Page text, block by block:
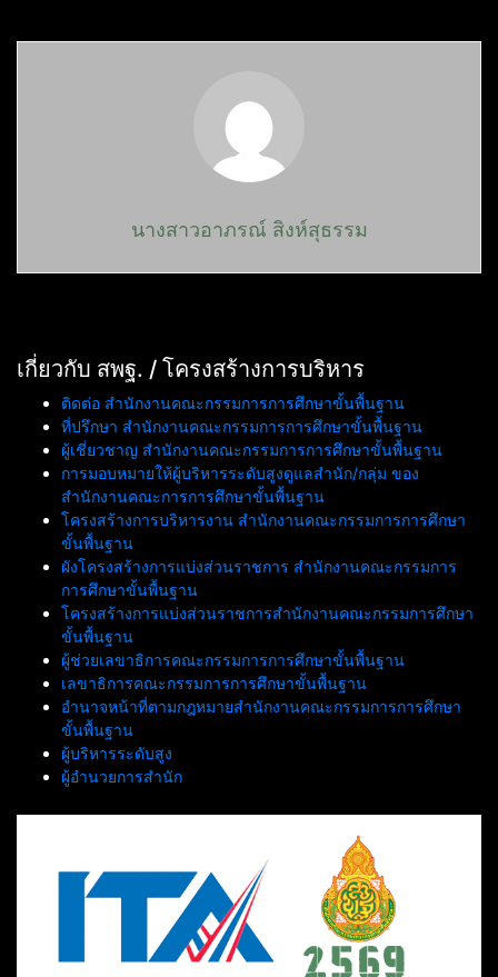
นางสาวอาภรณ์ สิงห์สุธรรม
เกี่ยวกับ สพฐ. / โครงสร้างการบริหาร
ติดต่อ สำนักงานคณะกรรมการการศึกษาขั้นพื้นฐาน
ที่ปรึกษา สำนักงานคณะกรรมการการศึกษาขั้นพื้นฐาน
ผู้เชี่ยวชาญ สำนักงานคณะกรรมการการศึกษาขั้นพื้นฐาน
การมอบหมายให้ผู้บริหารระดับสูงดูแลสำนัก/กลุ่ม ของ
สำนักงานคณะการการศึกษาขั้นพื้นฐาน
โครงสร้างการบริหารงาน สำนักงานคณะกรรมการการศึกษา
ขั้นพื้นฐาน
ผังโครงสร้างการแบ่งส่วนราชการ สำนักงานคณะกรรมการ
การศึกษาขั้นพื้นฐาน
โครงสร้างการแบ่งส่วนราชการสำนักงานคณะกรรมการศึกษา
ขั้นพื้นฐาน
ผู้ช่วยเลขาธิการคณะกรรมการการศึกษาขั้นพื้นฐาน
เลขาธิการคณะกรรมการการศึกษาขั้นพื้นฐาน
อำนาจหน้าที่ตามกฎหมายสำนักงานคณะกรรมการการศึกษา
ขั้นพื้นฐาน
ผู้บริหารระดับสูง
ผู้อำนวยการสำนัก